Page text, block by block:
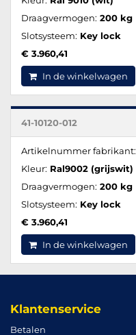
Draagvermogen: 200 kg
Slotsysteem: Key lock
€ 3.960,41
In de winkelwagen
41-10120-012
Artikelnummer fabrikant:
Kleur: Ral9002 (grijswit)
Draagvermogen: 200 kg
Slotsysteem: Key lock
€ 3.960,41
In de winkelwagen
Klantenservice
Betalen